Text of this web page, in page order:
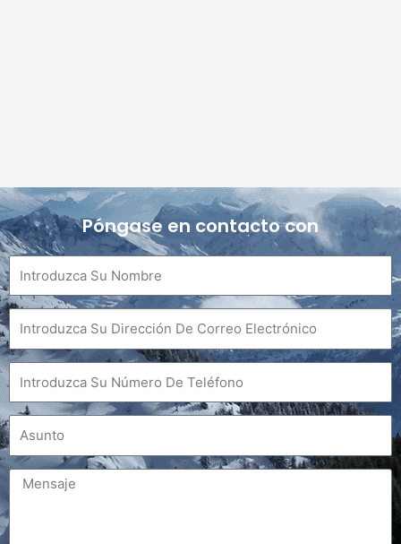
Póngase en contacto con
Nombre
Correo
electrónico
Teléfono
Asunto
Mensaje